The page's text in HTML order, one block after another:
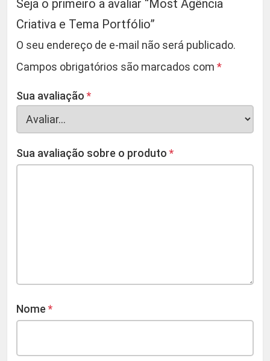
Seja o primeiro a avaliar “Most Agência
Criativa e Tema Portfólio”
O seu endereço de e-mail não será publicado.
Campos obrigatórios são marcados com *
Sua avaliação *
Sua avaliação sobre o produto *
Nome *